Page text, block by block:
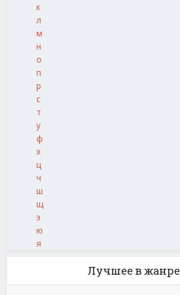
к
л
м
н
о
п
р
с
т
у
ф
х
ц
ч
ш
щ
э
ю
я
Лучшее в жанре